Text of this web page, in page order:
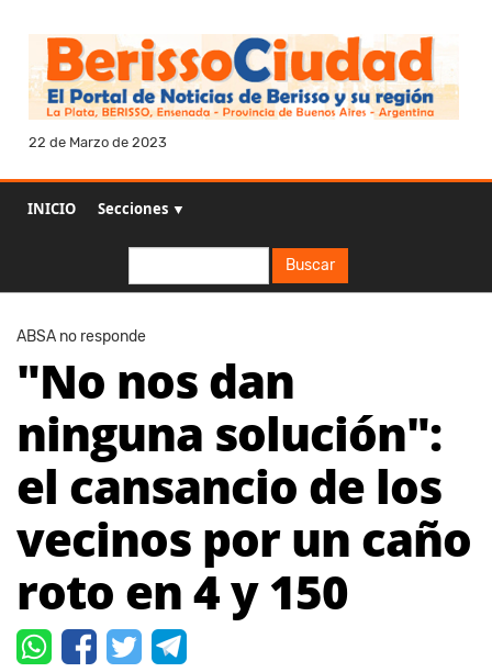
22 de Marzo de 2023
INICIO Secciones ▼
Buscar
ABSA no responde
"No nos dan
ninguna solución":
el cansancio de los
vecinos por un caño
roto en 4 y 150